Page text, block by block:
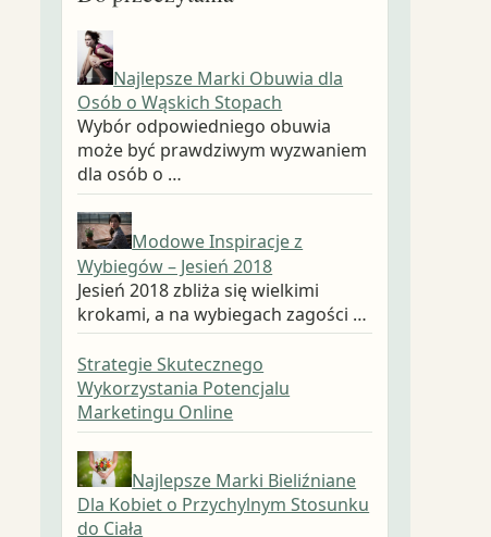
Najlepsze Marki Obuwia dla
Osób o Wąskich Stopach
Wybór odpowiedniego obuwia
może być prawdziwym wyzwaniem
dla osób o …
Modowe Inspiracje z
Wybiegów – Jesień 2018
Jesień 2018 zbliża się wielkimi
krokami, a na wybiegach zagości …
Strategie Skutecznego
Wykorzystania Potencjalu
Marketingu Online
Najlepsze Marki Bieliźniane
Dla Kobiet o Przychylnym Stosunku
do Ciała